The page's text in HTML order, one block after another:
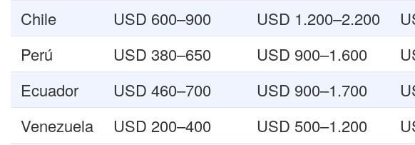
Chile
USD 600–900 USD 1.200–2.200
Perú
USD 380–650 USD 900–1.600
Ecuador
USD 460–700 USD 900–1.700
Venezuela
USD 200–400 USD 500–1.200